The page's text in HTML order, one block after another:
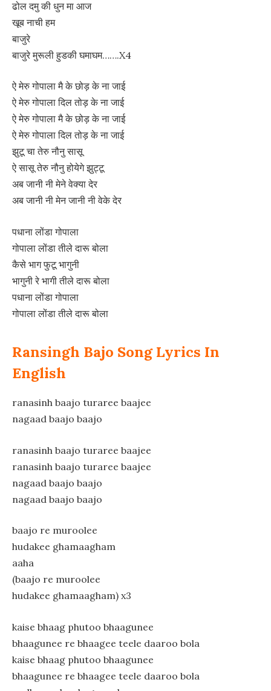
ढोल दमु की धुन मा आज
खूब नाची हम
बाजुरे
बाजुरे मुरूली हुडकी घमाघम…….X4
ऐ मेरु गोपाला मै के छोड़ के ना जाई
ऐ मेरु गोपाला दिल तोड़ के ना जाई
ऐ मेरु गोपाला मै के छोड़ के ना जाई
ऐ मेरु गोपाला दिल तोड़ के ना जाई
झुटू चा तेरु नौनु सासू
ऐ सासू तेरु नौनु होयेगे झुट्टू
अब जानी नी मेने वेक्या देर
अब जानी नी मेन जानी नी वेके देर
पधाना लोंडा गोपाला
गोपाला लोंडा तीले दारू बोला
कैसे भाग फुटू भागुनी
भागुनी रे भागी तीले दारू बोला
पधाना लोंडा गोपाला
गोपाला लोंडा तीले दारू बोला
Ransingh Bajo Song Lyrics In
English
ranasinh baajo turaree baajee
nagaad baajo baajo
ranasinh baajo turaree baajee
ranasinh baajo turaree baajee
nagaad baajo baajo
nagaad baajo baajo
baajo re muroolee
hudakee ghamaagham
aaha
(baajo re muroolee
hudakee ghamaagham) x3
kaise bhaag phutoo bhaagunee
bhaagunee re bhaagee teele daaroo bola
kaise bhaag phutoo bhaagunee
bhaagunee re bhaagee teele daaroo bola